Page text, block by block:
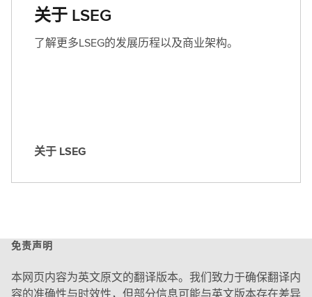
关于 LSEG
了解更多LSEG的发展历程以及商业架构。
关
G
关于 LSEG
免责声明
本网页内容为英文原文的翻译版本。我们致力于确保翻译内